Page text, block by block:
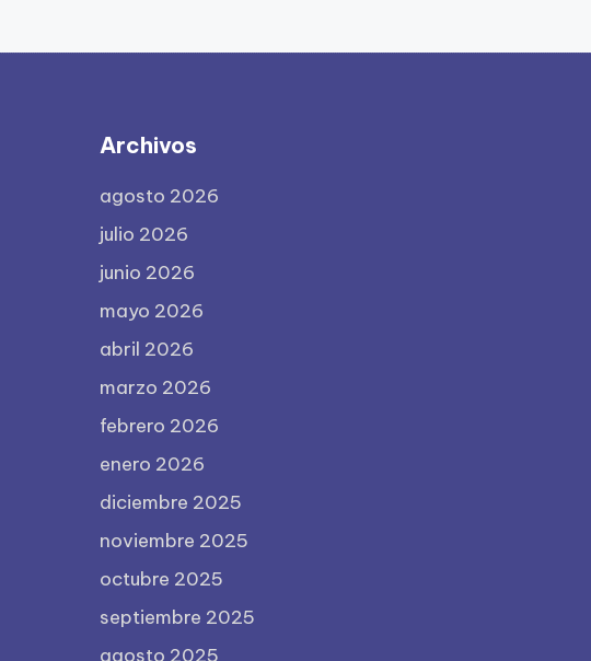
Archivos
agosto 2026
julio 2026
junio 2026
mayo 2026
abril 2026
marzo 2026
febrero 2026
enero 2026
diciembre 2025
noviembre 2025
octubre 2025
septiembre 2025
agosto 2025